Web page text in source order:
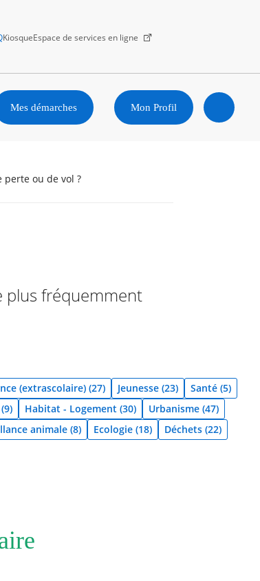
KiosqueEspace de services en ligne
Mes démarches Mon Profil
perte ou de vol ?
plus fréquemment
(extrascolaire) (27) Jeunesse (23)
Santé (5)
Habitat - Logement (30)
Urbanisme (47)
animale (8) Ecologie (18)
Déchets (22)